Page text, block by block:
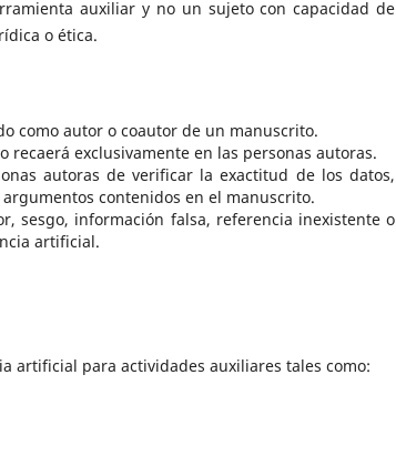
auxiliar y no un sujeto con capacidad de
o ética.
como autor o coautor de un manuscrito.
exclusivamente en las personas autoras.
autoras de verificar la exactitud de los datos,
contenidos en el manuscrito.
sesgo, información falsa, referencia inexistente o
artificial.
artificial para actividades auxiliares tales como: